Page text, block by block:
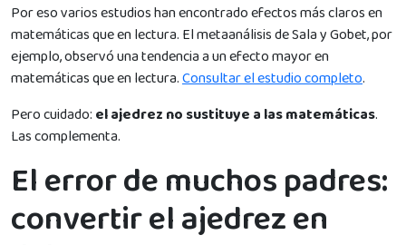
Por eso varios estudios han encontrado efectos más claros en
matemáticas que en lectura. El metaanálisis de Sala y Gobet, por
ejemplo, observó una tendencia a un efecto mayor en
matemáticas que en lectura.Consultar el estudio completo.
Pero cuidado: el ajedrez no sustituye a las matemáticas.
Las complementa.
El error de muchos padres:
convertir el ajedrez en